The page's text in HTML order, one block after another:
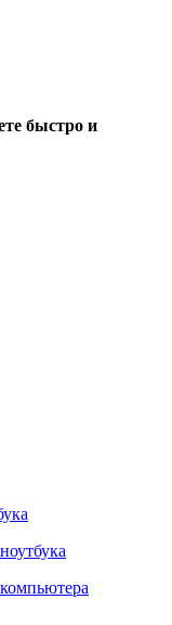
быстро и